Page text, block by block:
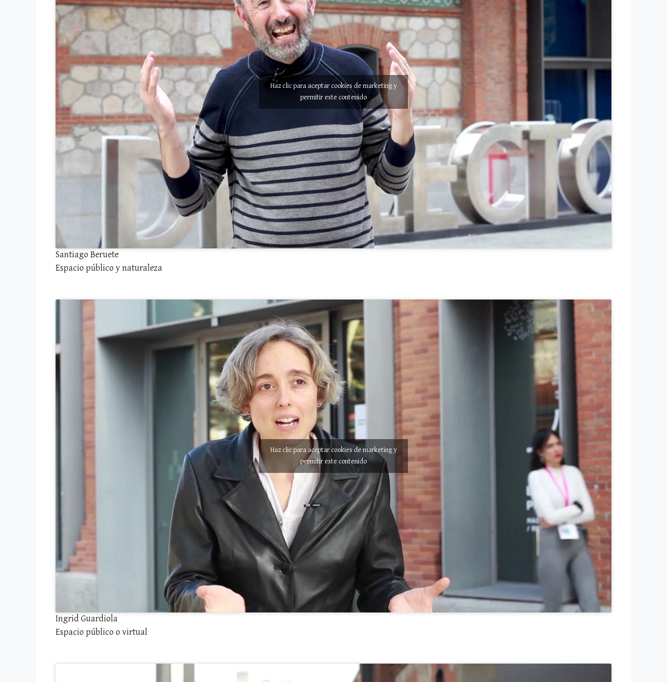
Haz clic para aceptar cookies de marketing y
permitir este contenido
Santiago Beruete
Espacio público y naturaleza
Haz clic para aceptar cookies de marketing y
permitir este contenido
Ingrid Guardiola
Espacio público o virtual